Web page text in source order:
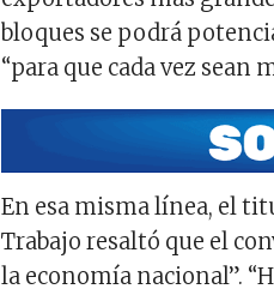
bloques se podrá
“para que cada vez sean
En esa misma línea, el
Trabajo resaltó que el
la economía nacional”.